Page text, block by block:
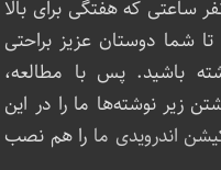
ساعتی که هفتگی برای بالا
شما دوستان عزیز براحتی
باشید. پس با مطالعه،
زیر نوشته‌‌ها ما را در این
اندرویدی ما را هم نصب